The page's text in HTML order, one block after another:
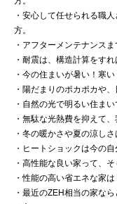
・安心して任せられる職
方。
・アフターメンテナンス
・耐震は、構造計算をす
・今の住まいが暑い！寒
・陽だまりのポカポカや
・自然の光で明るい住まい
・無駄な光熱費を抑えて
・冬の暖かさや夏の涼し
・ヒートショックは今の
・高性能な良い家って、
・性能の高い省エネな家
・最近のZEH相当の家な